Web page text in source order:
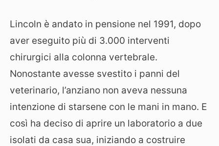
Lincoln è andato in pensione nel 1991, dopo
aver eseguito più di 3.000 interventi
chirurgici alla colonna vertebrale.
Nonostante avesse svestito i panni del
veterinario, l’anziano non aveva nessuna
intenzione di starsene con le mani in mano. E
così ha deciso di aprire un laboratorio a due
isolati da casa sua, iniziando a costruire